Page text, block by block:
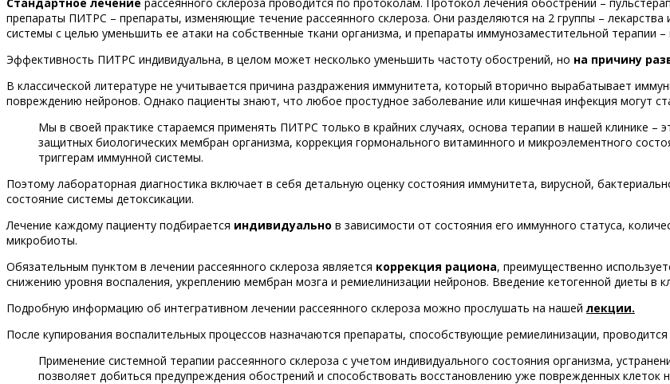
препараты ПИТРС – препараты, изменяющие течение рассеянного склероза. Они разделяются на 2 группы –
системы с целью уменьшить ее атаки на собственные ткани организма, и препараты иммунозаместительной терапии
Эффективность ПИТРС индивидуальна, в целом может несколько уменьшить частоту обострений, но на причину
В классической литературе не учитывается причина раздражения иммунитета, который вторично вырабатывает
повреждению нейронов. Однако пациенты знают, что любое простудное заболевание или кишечная инфекция могут
Мы в своей практике стараемся применять ПИТРС только в крайних случаях, основа терапии в нашей клинике –
защитных биологических мембран организма, коррекция гормонального витаминного и микроэлементного
триггерам иммунной системы.
Поэтому лабораторная диагностика включает в себя детальную оценку состояния иммунитета, вирусной,
состояние системы детоксикации.
Лечение каждому пациенту подбирается индивидуально в зависимости от состояния его иммунного статуса,
микробиоты.
Обязательным пунктом в лечении рассеянного склероза является коррекция рациона, преимущественно
снижению уровня воспаления, укреплению мембран мозга и ремиелинизации нейронов. Введение кетогенной диеты в
Подробную информацию об интегративном лечении рассеянного склероза можно прослушать на нашей лекции.
После купирования воспалительных процессов назначаются препараты, способствующие ремиелинизации,
Применение системной терапии рассеянного склероза с учетом индивидуального состояния организма,
позволяет добиться предупреждения обострений и способствовать восстановлению уже поврежденных клеток